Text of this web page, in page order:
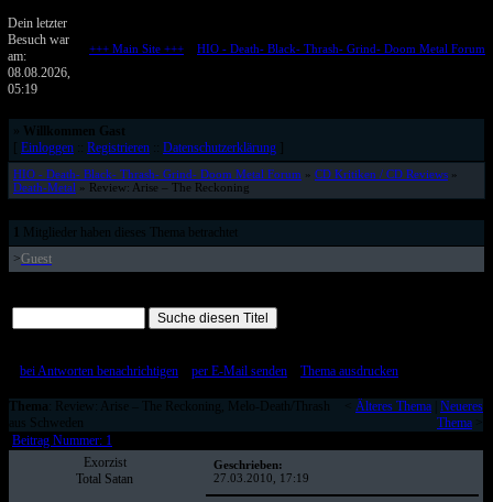
Dein letzter
Besuch war
am:
08.08.2026,
05:19
+++ Main Site +++:: HIO - Death- Black- Thrash- Grind- Doom Metal Forum
» Willkommen Gast
Einloggen:: Registrieren:: Datenschutzerklärung]
HIO - Death- Black- Thrash- Grind- Doom Metal Forum » CD Kritiken / CD Reviews»
Death-Metal » Review: Arise – The Reckoning
Mitglieder haben dieses Thema betrachtet
>Guest
bei Antworten benachrichtigen:: per E-Mail senden:: Thema ausdrucken]
Thema : Review: Arise – The Reckoning, Melo-Death/Thrash
aus Schweden
Älteres Thema| Neueres
Thema>
Beitrag Nummer: 1
Exorzist
Total Satan
Geschrieben:
27.03.2010, 17:19